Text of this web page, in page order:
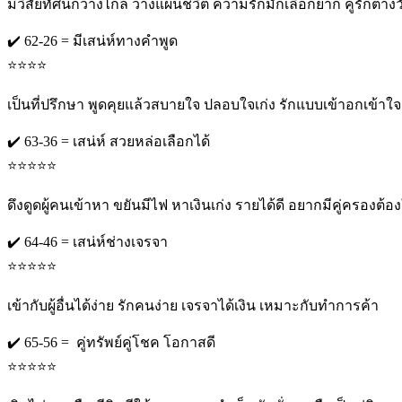
มีวิสัยทัศน์กว้างไกล วางแผนชีวิต ความรักมักเลือกยาก คู่รักต่าง
✔️ 62-26 = มีเสน่ห์ทางคำพูด
⭐️⭐️⭐️⭐️
เป็นที่ปรึกษา พูดคุยแล้วสบายใจ ปลอบใจเก่ง รักแบบเข้าอกเข้าใจ
✔️ 63-36 = เสน่ห์ สวยหล่อเลือกได้
⭐️⭐️⭐️⭐️⭐️
ดึงดูดผู้คนเข้าหา ขยันมีไฟ หาเงินเก่ง รายได้ดี อยากมีคู่ครองต้อ
✔️ 64-46 = เสน่ห์ช่างเจรจา
⭐️⭐️⭐️⭐️⭐️
เข้ากับผู้อื่นได้ง่าย รักคนง่าย เจรจาได้เงิน เหมาะกับทำการค้า
✔️ 65-56 = คู่ทรัพย์คู่โชค โอกาสดี
⭐️⭐️⭐️⭐️⭐️